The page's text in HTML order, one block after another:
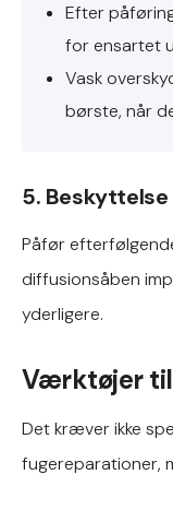
Efter
for ensartet
Vask
børste, når
5. Beskyttelse
Påfør
diffusionsåben
yderligere.
Værktøjer
Det kræver ikke
fugereparationer,